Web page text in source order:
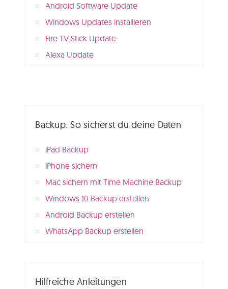
Android Software Update
Windows Updates installieren
Fire TV Stick Update
Alexa Update
Backup: So sicherst du deine Daten
iPad Backup
iPhone sichern
Mac sichern mit Time Machine Backup
Windows 10 Backup erstellen
Android Backup erstellen
WhatsApp Backup erstellen
Hilfreiche Anleitungen